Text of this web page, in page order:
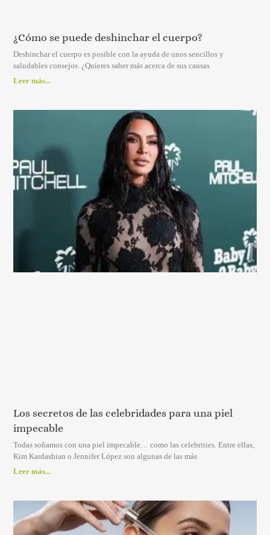
¿Cómo se puede deshinchar el cuerpo?
Deshinchar el cuerpo es posible con la ayuda de unos sencillos y
saludables consejos. ¿Quieres saber más acerca de sus causas
Leer más...
Los secretos de las celebridades para una piel
impecable
Todas soñamos con una piel impecable… como las celebrities. Entre ellas,
Kim Kardashian o Jennifer López son algunas de las más
Leer más...